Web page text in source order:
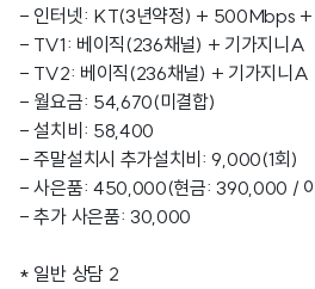
- 인터넷: KT(3년약정) + 500Mbps +
- TV1: 베이직(236채널) + 기가지니A
- TV2: 베이직(236채널) + 기가지니A
- 월요금: 54,670(미결합)
- 설치비: 58,400
- 주말설치시 추가설치비: 9,000(1회)
- 사은품: 450,000(현금: 390,000 /
- 추가 사은품: 30,000
* 일반 상담 2